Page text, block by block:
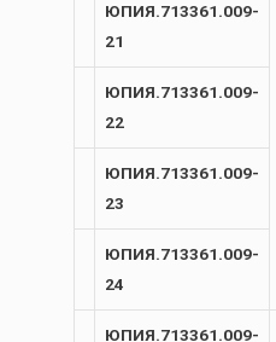
ЮПИЯ.713361.009-
21
ЮПИЯ.713361.009-
22
ЮПИЯ.713361.009-
23
ЮПИЯ.713361.009-
24
ЮПИЯ.713361.009-